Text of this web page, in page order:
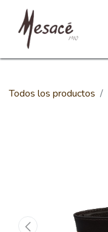
Todos los productos